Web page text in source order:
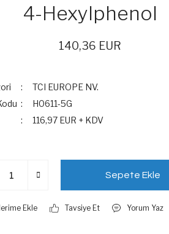
4-Hexylphenol
140,36 EUR
TCI EUROPE NV.
H0611-5G
116,97 EUR + KDV
Sepete Ekle
Tavsiye Et Yorum Yaz